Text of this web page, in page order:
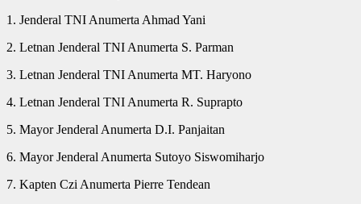
1. Jenderal TNI Anumerta Ahmad Yani
2. Letnan Jenderal TNI Anumerta S. Parman
3. Letnan Jenderal TNI Anumerta MT. Haryono
4. Letnan Jenderal TNI Anumerta R. Suprapto
5. Mayor Jenderal Anumerta D.I. Panjaitan
6. Mayor Jenderal Anumerta Sutoyo Siswomiharjo
7. Kapten Czi Anumerta Pierre Tendean